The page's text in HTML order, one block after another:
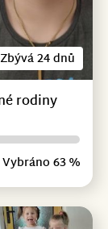
Zbývá 24 dnů
rodiny
Vybráno 63 %